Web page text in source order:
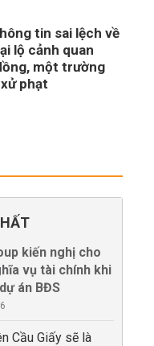
tin sai lệch về
lộ cảnh quan
một trường
phạt
kiến nghị cho
vụ tài chính khi
án BĐS
Cầu Giấy sẽ là